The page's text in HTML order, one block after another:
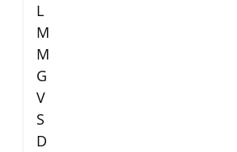
L
M
M
G
V
S
D